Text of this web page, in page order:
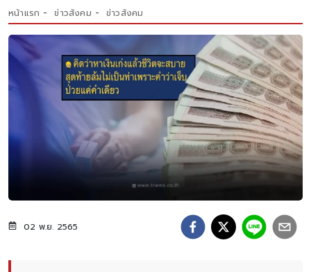
หน้าแรก ข่าวสังคม ข่าวสังคม
02 พ.ย. 2565